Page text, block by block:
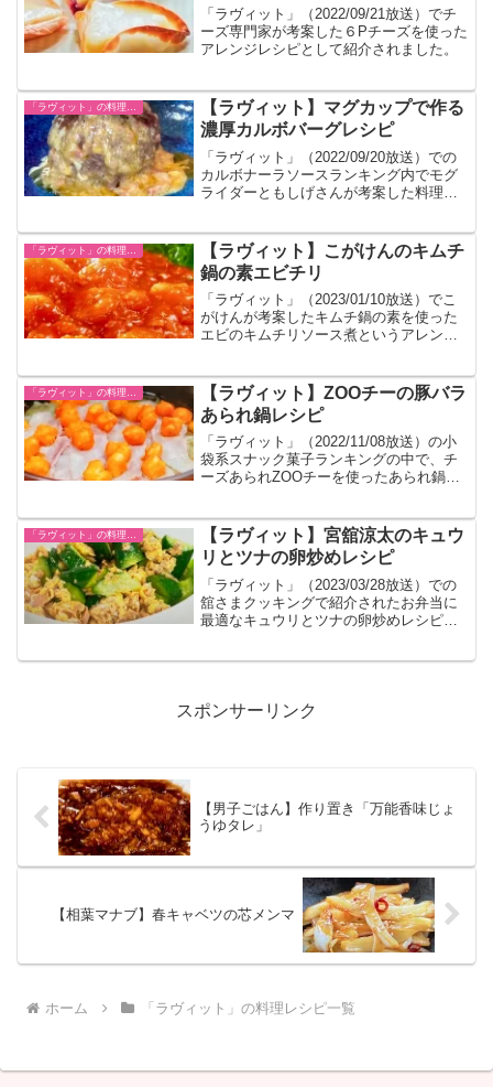
「ラヴィット」（2022/09/21放送）でチ
ーズ専門家が考案した６Pチーズを使った
アレンジレシピとして紹介されました。
「ラヴィット」の料理レシピ一覧
【ラヴィット】マグカップで作る
濃厚カルボバーグレシピ
「ラヴィット」（2022/09/20放送）での
カルボナーラソースランキング内でモグ
ライダーともしげさんが考案した料理の
【ラヴィット】こがけんのキムチ
鍋の素エビチリ
「ラヴィット」（2023/01/10放送）でこ
がけんが考案したキムチ鍋の素を使った
エビのキムチリソース煮というアレンジ
「ラヴィット」の料理レシピ一覧
【ラヴィット】ZOOチーの豚バラ
あられ鍋レシピ
「ラヴィット」（2022/11/08放送）の小
袋系スナック菓子ランキングの中で、チ
ーズあられZOOチーを使ったあられ鍋の
「ラヴィット」の料理レシピ一覧
【ラヴィット】宮舘涼太のキュウ
リとツナの卵炒めレシピ
「ラヴィット」（2023/03/28放送）での
舘さまクッキングで紹介されたお弁当に
最適なキュウリとツナの卵炒めレシピで
スポンサーリンク
【男子ごはん】作り置き「万能香味じょ
うゆタレ」
【相葉マナブ】春キャベツの芯メンマ
ホーム 「ラヴィット」の料理レシピ一覧